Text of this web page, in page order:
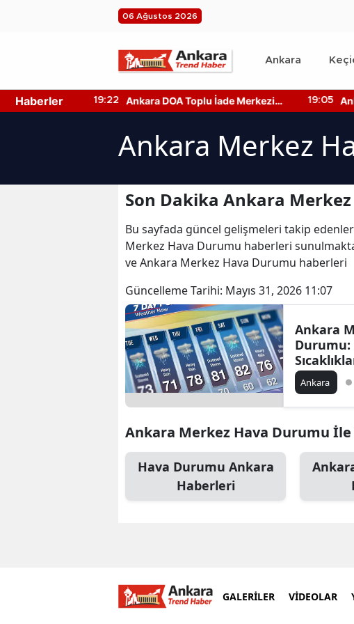
06 Ağustos 2026
Ankara
Haberler
Yerler
19:22
Ankara DOA Toplu İade Merkezi
Nerede? Depozito Makinesi
19:05
Ankara Merkez
Son Dakika Ankara
Bu sayfada güncel gelişmeleri takip
Merkez Hava Durumu haberleri
ve Ankara Merkez Hava Durumu haberleri
Güncelleme Tarihi: Mayıs 31, 2026 11:07
Ankara
Ankara
Ankara Merkez Hava Durumu
Hava Durumu Ankara
Haberleri
GALERİLER VİDEOLAR